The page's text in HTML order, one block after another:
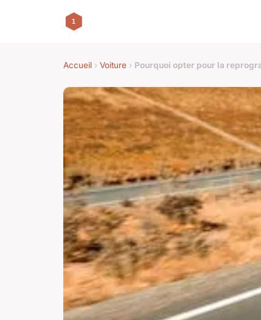
Accueil › Voiture › Pourquoi opter pour la